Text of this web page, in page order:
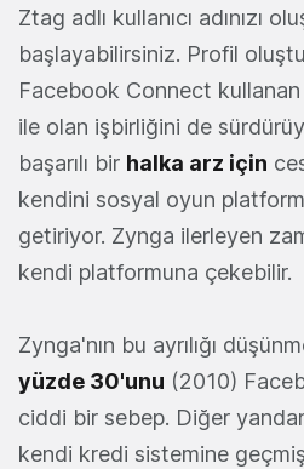
Ztag adlı kullanıcı adınızı
başlayabilirsiniz. Profil
Facebook Connect
ile olan işbirliğini de
başarılı bir halka arz için
kendini sosyal oyun
getiriyor. Zynga ilerleyen
kendi platformuna çekebilir.
Zynga'nın bu ayrılığı
yüzde 30'unu (2010)
ciddi bir sebep. Diğer
kendi kredi sistemine